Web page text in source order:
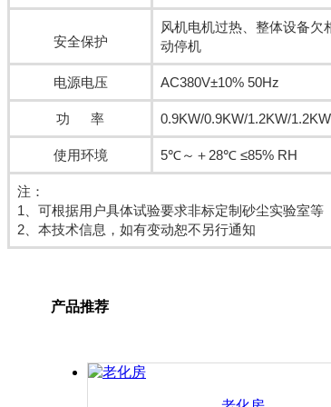
安全保护
风机电机过热、整体设备欠
动停机
电源电压 AC380V±10% 50Hz
功 率 0.9KW/0.9KW/1.2KW/1.2KW
使用环境 5℃～＋28℃ ≤85% RH
注：
1、可根据用户具体试验要求非标定制砂尘实验室等
2、本技术信息，如有变动恕不另行通知
产品推荐